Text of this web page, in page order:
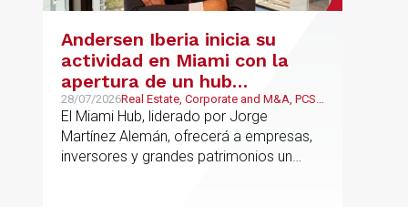
Andersen Iberia inicia su
actividad en Miami con la
apertura de un hub
estratégico para reforzar el
asesoramiento fiscal, legal y
patrimonial conectando
Europa y Latinoamérica
28/07/2026Real Estate, Corporate and M&A, PCS,
Wealth Management & Family
Business
El Miami Hub, liderado por Jorge
Martínez Alemán, ofrecerá a empresas,
inversores y grandes patrimonios un